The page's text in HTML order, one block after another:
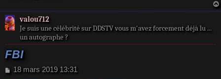
valou712
Je suis une célébrité sur DDSTV vous m'avez forcement déjà lu ...
un autographe ?
FBI
M18 mars 2019 13:31